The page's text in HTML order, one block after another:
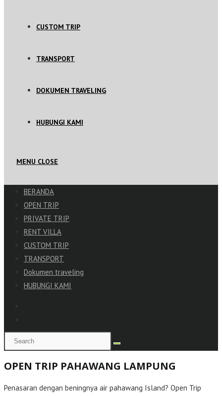
CUSTOM TRIP
TRANSPORT
DOKUMEN TRAVELING
HUBUNGI KAMI
MENU CLOSE
BERANDA
OPEN TRIP
PRIVATE TRIP
RENT VILLA
CUSTOM TRIP
TRANSPORT
Dokumen traveling
HUBUNGI KAMI
OPEN TRIP PAHAWANG LAMPUNG
Penasaran dengan beningnya air pahawang Island? Open Trip